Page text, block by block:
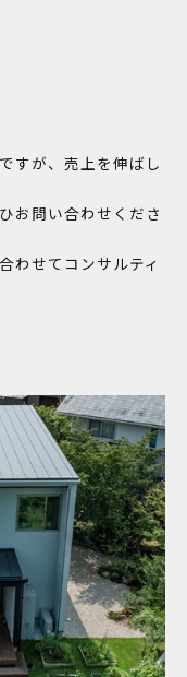
すが、売上を伸ばし
お問い合わせくださ
わせてコンサルティ